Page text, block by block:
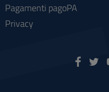
Pagamenti pagoPA
Privacy